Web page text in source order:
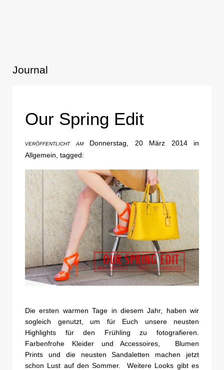
Journal
Our Spring Edit
VERÖFFENTLICHT AMDonnerstag, 20 März 2014 in
Allgemein, tagged:
Die ersten warmen Tage in diesem Jahr, haben wir
sogleich genutzt, um für Euch unsere neusten
Highlights für den Frühling zu fotografieren.
Farbenfrohe Kleider und Accessoires, Blumen
Prints und die neusten Sandaletten machen jetzt
schon Lust auf den Sommer. Weitere Looks gibt es